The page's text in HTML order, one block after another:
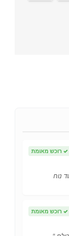
✓ רוכש מאומת
נוח
✓ רוכש מאומת